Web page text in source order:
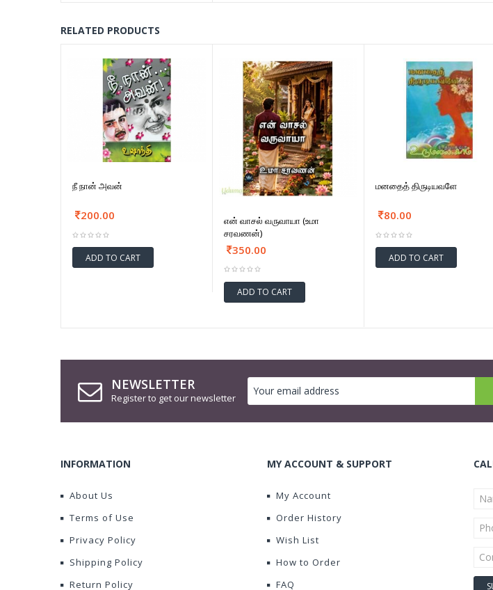
RELATED PRODUCTS
நீ நான் அவன்
200.00
ADD TO CART
என் வாசல் வருவாயா (உமா
சரவணன்)
350.00
ADD TO CART
மனதைத் திருடியவளே
80.00
ADD TO CART
NEWSLETTER
Register to get our newsletter
INFORMATION
About Us
Terms of Use
Privacy Policy
Shipping Policy
Return Policy
MY ACCOUNT & SUPPORT
My Account
Order History
Wish List
How to Order
FAQ